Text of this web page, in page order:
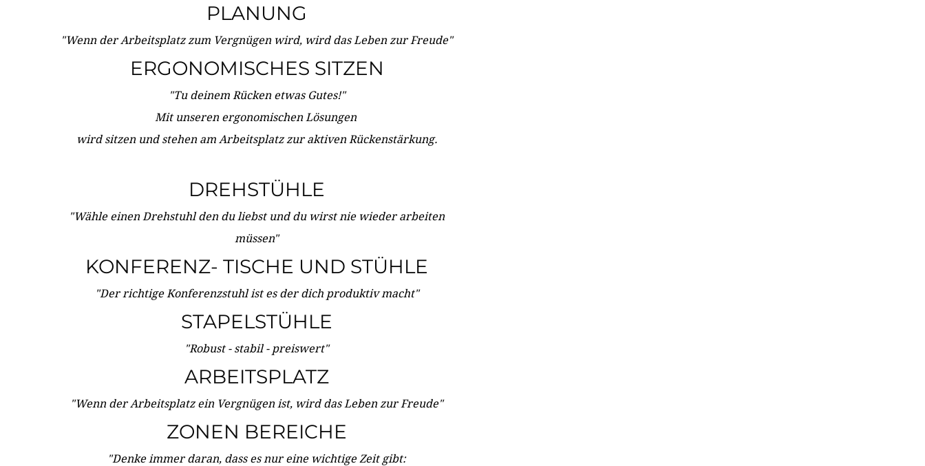
PLANUNG
"Wenn der Arbeitsplatz zum Vergnügen wird, wird das Leben zur Freude"
ERGONOMISCHES SITZEN
"Tu deinem Rücken etwas Gutes!"
Mit unseren ergonomischen Lösungen
wird sitzen und stehen am Arbeitsplatz zur aktiven Rückenstärkung.
DREHSTÜHLE
"Wähle einen Drehstuhl den du liebst und du wirst nie wieder arbeiten
müssen"
KONFERENZ- TISCHE UND STÜHLE
"Der richtige Konferenzstuhl ist es der dich produktiv macht"
STAPELSTÜHLE
"Robust - stabil - preiswert"
ARBEITSPLATZ
"Wenn der Arbeitsplatz ein Vergnügen ist, wird das Leben zur Freude"
ZONEN BEREICHE
"Denke immer daran, dass es nur eine wichtige Zeit gibt: